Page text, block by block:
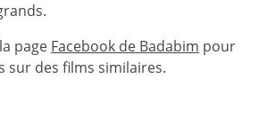
page Facebook de Badabim pour
sur des films similaires.